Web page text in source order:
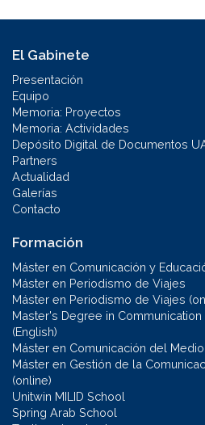
El Gabinete
Presentación
Equipo
Memoria: Proyectos
Memoria: Actividades
Depósito Digital de Documentos
Partners
Actualidad
Galerías
Contacto
Formación
Máster en Comunicación y
Máster en Periodismo de Viajes
Máster en Periodismo de Viajes
Master's Degree in
(English)
Máster en Comunicación del
Máster en Gestión de la
(online)
Unitwin MILID School
Spring Arab School